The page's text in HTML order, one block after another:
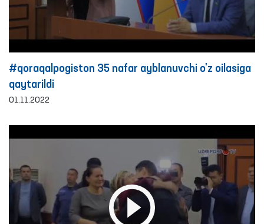
#qoraqalpogiston 35 nafar ayblanuvchi o'z oilasiga
qaytarildi
01.11.2022